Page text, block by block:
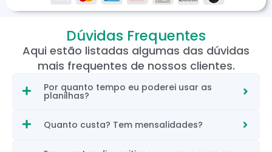
Dúvidas Frequentes
Aqui estão listadas algumas das dúvidas
mais frequentes de nossos clientes.
Por quanto tempo eu poderei usar as
planilhas?
Quanto custa? Tem mensalidades?